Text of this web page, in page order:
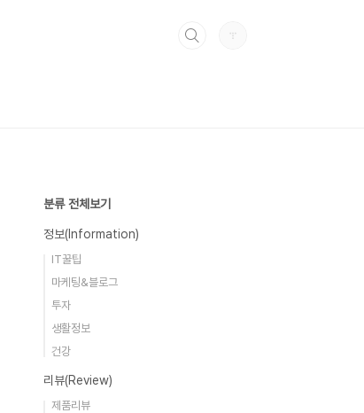
분류 전체보기
정보(Information)
IT꿀팁
마케팅&블로그
투자
생활정보
건강
리뷰(Review)
제품리뷰